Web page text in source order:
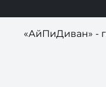
«АйПиДиван» -